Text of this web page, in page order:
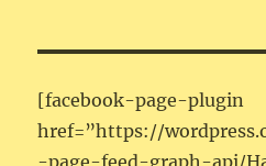
[facebook-page-plugin
href=”https://